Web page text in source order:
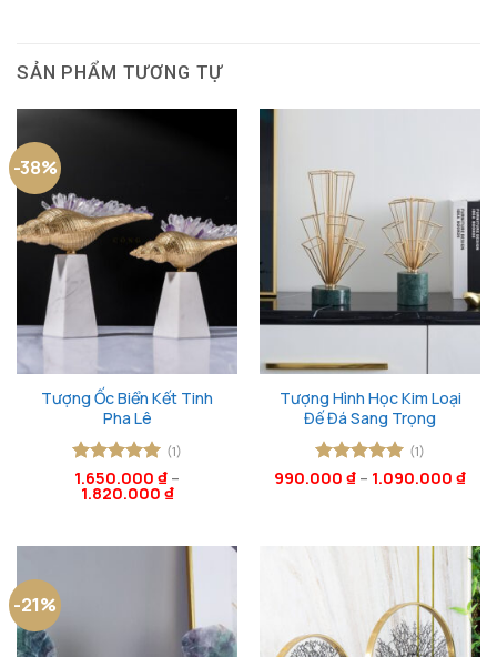
SẢN PHẨM TƯƠNG TỰ
-38%
Tượng Ốc Biển Kết Tinh
Pha Lê
Được xếp
hạng55
(1)
1.650.000 ₫ –
1.820.000 ₫
Tượng Hình Học Kim Loại
Đế Đá Sang Trọng
Được xếp
(1)
990.000 ₫ – 1.090.000 ₫
-21%